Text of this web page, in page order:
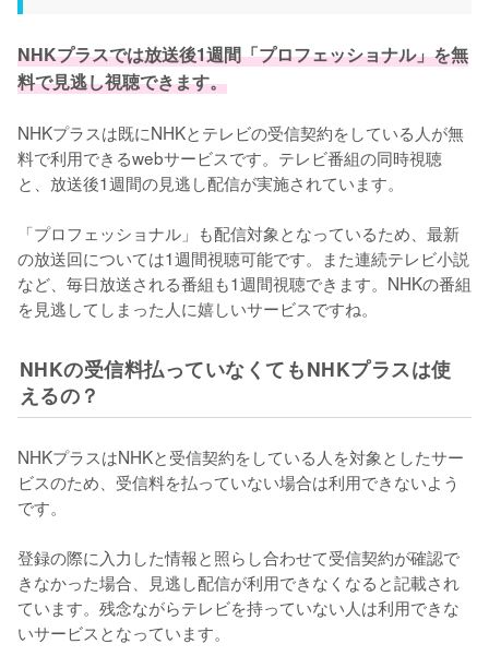
NHKプラスでは放送後1週間「プロフェッショナル」を無
料で見逃し視聴できます。
NHKプラスは既にNHKとテレビの受信契約をしている人が無
料で利用できるwebサービスです。テレビ番組の同時視聴
と、放送後1週間の見逃し配信が実施されています。
「プロフェッショナル」も配信対象となっているため、最新
の放送回については1週間視聴可能です。また連続テレビ小説
など、毎日放送される番組も1週間視聴できます。NHKの番組
を見逃してしまった人に嬉しいサービスですね。
NHKの受信料払っていなくてもNHKプラスは使
えるの？
NHKプラスはNHKと受信契約をしている人を対象としたサー
ビスのため、受信料を払っていない場合は利用できないよう
です。
登録の際に入力した情報と照らし合わせて受信契約が確認で
きなかった場合、見逃し配信が利用できなくなると記載され
ています。残念ながらテレビを持っていない人は利用できな
いサービスとなっています。